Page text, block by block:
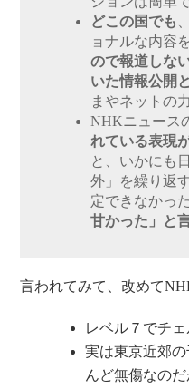
どこの国でも
ョナルな内容
ので報道しな
いた情報公開
まやネットの
NHKニュース
れている表現
と、いかにも
外」を繰り返
定できなかっ
甘かった」と
言われてみて、改めて
レベル７でチ
実は東京近郊
んど無傷なのだ